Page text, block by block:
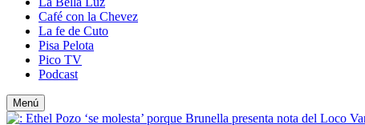
Café con la Chevez
La fe de Cuto
Pisa Pelota
Pico TV
Podcast
Menú